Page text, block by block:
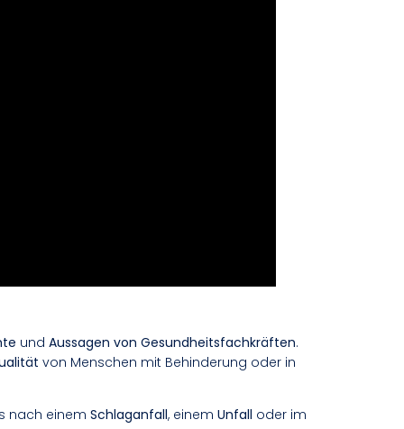
und Aussagen von Gesundheitsfachkräften.
von Menschen mit Behinderung oder in
nach einem Schlaganfall, einem Unfall oder im